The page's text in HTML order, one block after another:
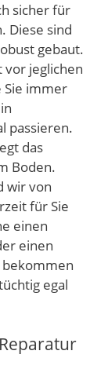
sicher für
Diese sind
gebaut.
vor jeglichen
Sie immer
passieren.
das
Boden.
wir von
für Sie
einen
einen
egal